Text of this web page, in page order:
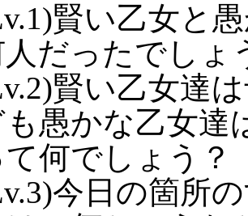
賢い乙女と
だったでしょ
賢い乙女達
も愚かな乙女達
て何でしょう？
今日の箇所